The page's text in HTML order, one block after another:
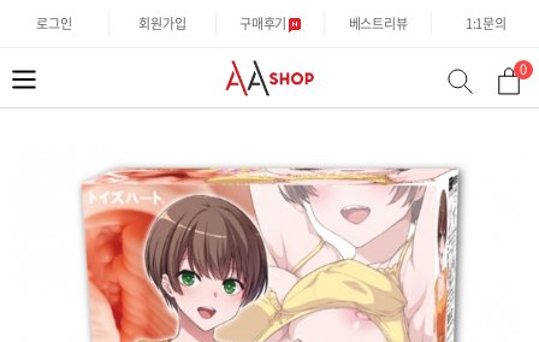
로그인 회원가입 구매후기 베스트리뷰 1:1문의
류
0